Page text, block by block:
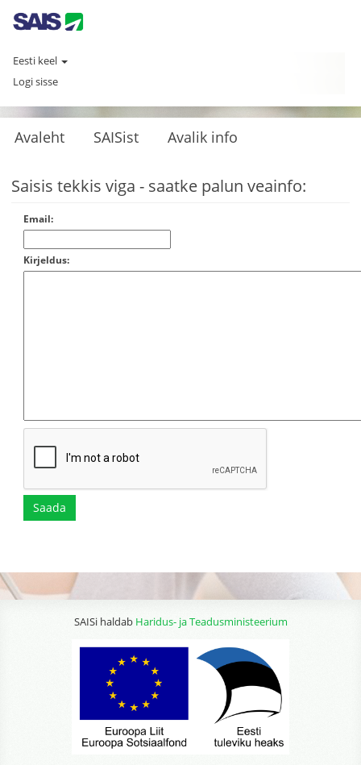
Eesti keel
Logi sisse
Avaleht SAISist Avalik info
Saisis tekkis viga - saatke palun veainfo:
Email:
Kirjeldus:
Saada
SAISi haldab Haridus- ja Teadusministeerium